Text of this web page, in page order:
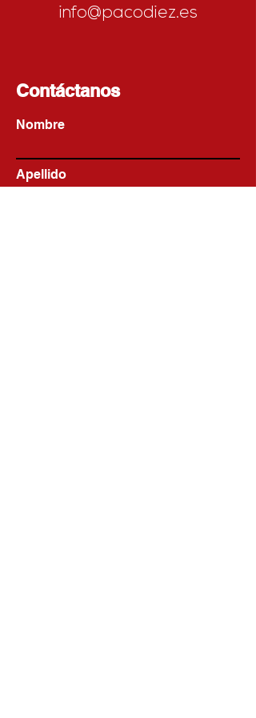
info@pacodiez.es
Contáctanos
Nombre
Apellido